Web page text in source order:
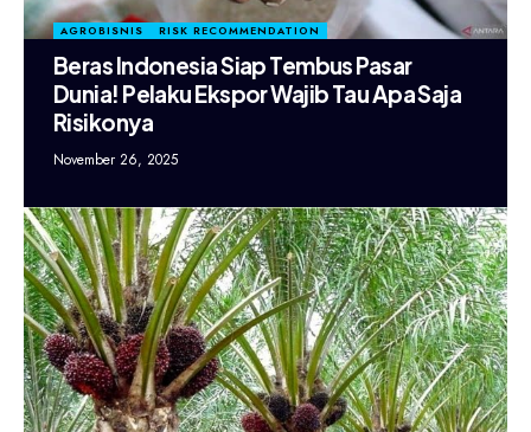
AGROBISNIS RISK RECOMMENDATION
Beras Indonesia Siap Tembus Pasar
Dunia! Pelaku Ekspor Wajib Tau Apa Saja
Risikonya
November 26, 2025